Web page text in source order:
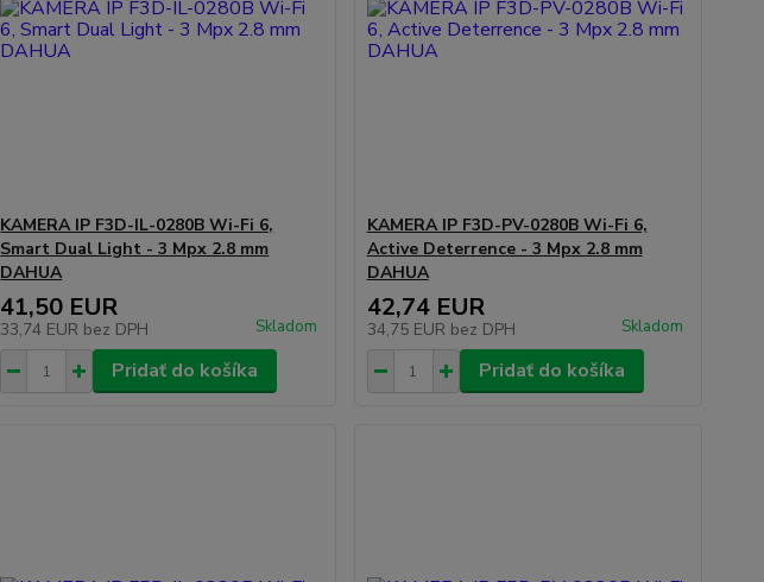
KAMERA IP F3D-IL-0280B Wi-Fi 6,
Smart Dual Light - 3 Mpx 2.8 mm
DAHUA
41,50 EUR
33,74 EUR bez DPH Skladom
Pridať do košíka
KAMERA IP F3D-PV-0280B Wi-Fi 6,
Active Deterrence - 3 Mpx 2.8 mm
DAHUA
42,74 EUR
34,75 EUR bez DPH Skladom
Pridať do košíka